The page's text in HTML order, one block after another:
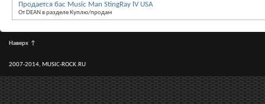
Продается бас Music Man StingRay lV USA
От DEAN в разделе Куплю/продам
Наверх ↑
2007-2014, MUSIC-ROCK.RU